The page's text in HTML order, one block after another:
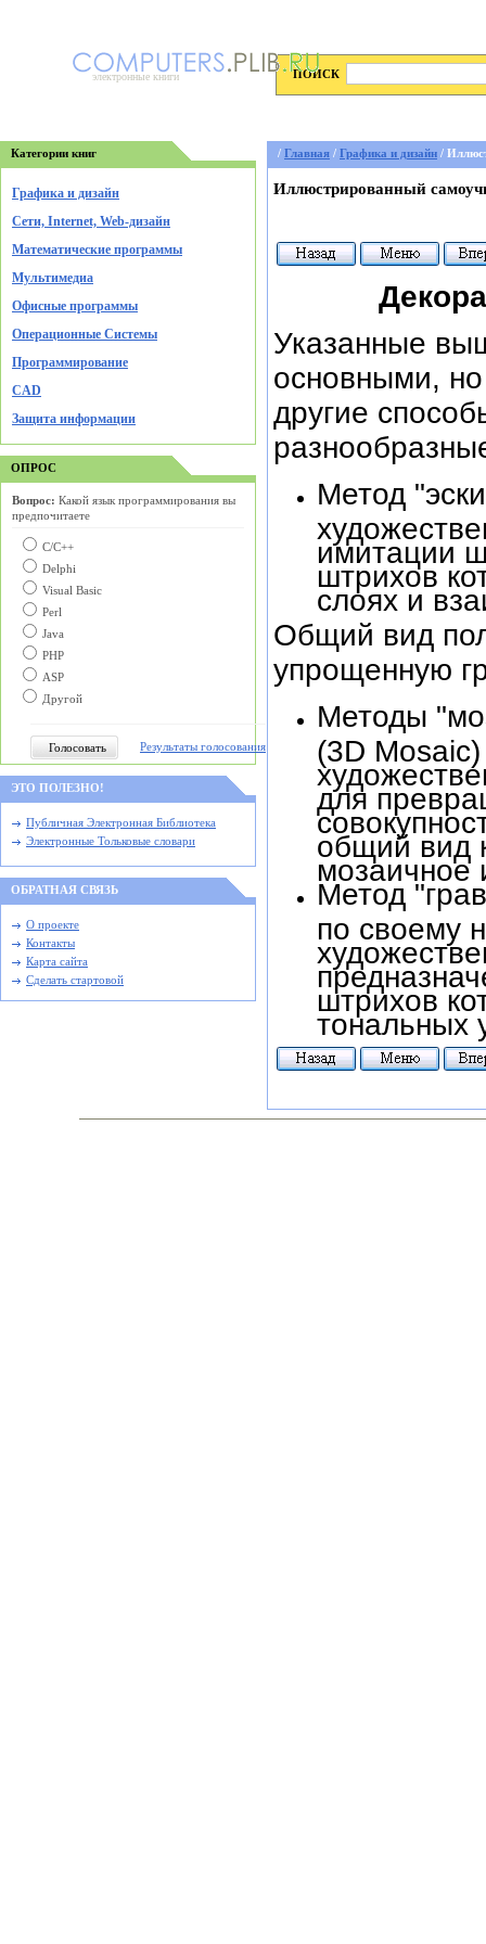
электронные книги ПОИСК
Категории книг
Графика и дизайн
Cети, Internet, Web-дизайн
Математические программы
Мультимедиа
Офисные программы
Операционные Системы
Программирование
CAD
Защита информации
ОПРОС
Вопрос: Какой язык программирования вы
предпочитаете
С/C++
Delphi
Visual Basic
Perl
Java
PHP
ASP
Другой
Результаты голосования
ЭТО ПОЛЕЗНО!
Публичная Электронная Библиотека
Электронные Тольковые словари
ОБРАТНАЯ СВЯЗЬ
О проекте
Контакты
Карта сайта
Сделать стартовой
/ Главная / Графика и дизайн /
Иллюстрированный
Указанные
основными,
другие
Метод
имитации
штрихов
слоях и
Общий вид
упрощенную
Методы
(3D
для
общий вид
мозаичное
Метод
по своему
штрихов
тональных